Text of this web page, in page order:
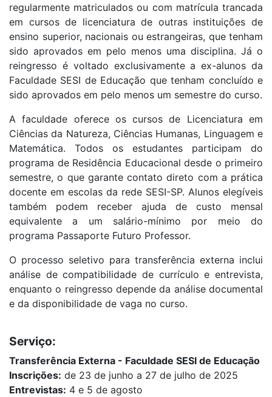
regularmente matriculados ou com matrícula trancada
em cursos de licenciatura de outras instituições de
ensino superior, nacionais ou estrangeiras, que tenham
sido aprovados em pelo menos uma disciplina. Já o
reingresso é voltado exclusivamente a ex-alunos da
Faculdade SESI de Educação que tenham concluído e
sido aprovados em pelo menos um semestre do curso.
A faculdade oferece os cursos de Licenciatura em
Ciências da Natureza, Ciências Humanas, Linguagem e
Matemática. Todos os estudantes participam do
programa de Residência Educacional desde o primeiro
semestre, o que garante contato direto com a prática
docente em escolas da rede SESI-SP. Alunos elegíveis
também podem receber ajuda de custo mensal
equivalente a um salário-mínimo por meio do
programa Passaporte Futuro Professor.
O processo seletivo para transferência externa inclui
análise de compatibilidade de currículo e entrevista,
enquanto o reingresso depende da análise documental
e da disponibilidade de vaga no curso.
Serviço:
Transferência Externa - Faculdade SESI de Educação
Inscrições: de 23 de junho a 27 de julho de 2025
Entrevistas: 4 e 5 de agosto